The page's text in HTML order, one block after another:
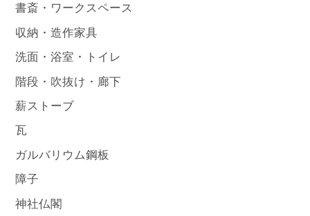
書斎・ワークスペース
収納・造作家具
洗面・浴室・トイレ
階段・吹抜け・廊下
薪ストーブ
瓦
ガルバリウム鋼板
障子
神社仏閣